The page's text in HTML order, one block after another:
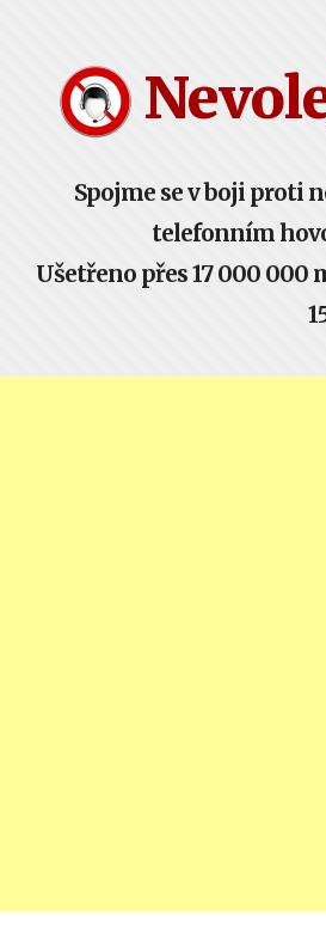
Spojme se v boji proti
telefonním
Ušetřeno přes 17 000 000